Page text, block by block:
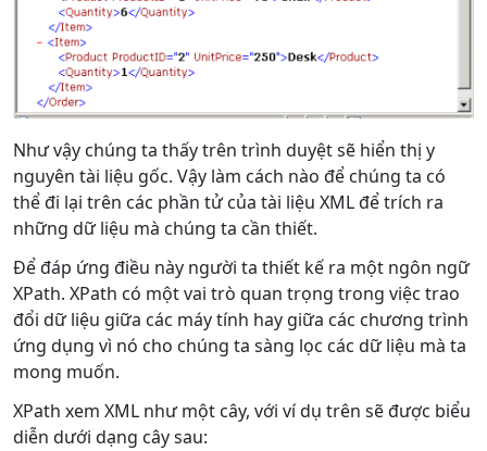
Như vậy chúng ta thấy trên trình duyệt sẽ hiển thị y
nguyên tài liệu gốc. Vậy làm cách nào để chúng ta có
thể đi lại trên các phần tử của tài liệu XML để trích ra
những dữ liệu mà chúng ta cần thiết.
Để đáp ứng điều này người ta thiết kế ra một ngôn ngữ
XPath. XPath có một vai trò quan trọng trong việc trao
đổi dữ liệu giữa các máy tính hay giữa các chương trình
ứng dụng vì nó cho chúng ta sàng lọc các dữ liệu mà ta
mong muốn.
XPath xem XML như một cây, với ví dụ trên sẽ được biểu
diễn dưới dạng cây sau: